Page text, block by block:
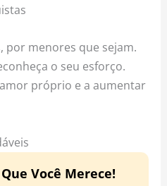
por menores que sejam.
o seu esforço.
próprio e a aumentar
Você Merece!